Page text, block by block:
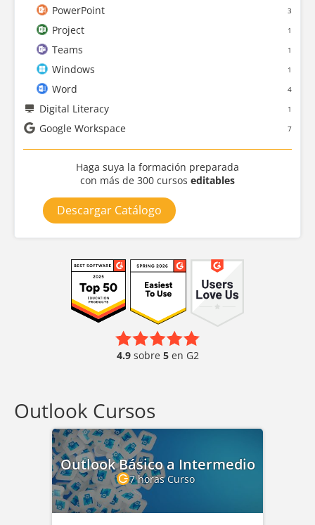
PowerPoint 3
Project 1
Teams 1
Windows 1
Word 4
Digital Literacy 1
Google Workspace 7
Haga suya la formación preparada
con más de 300 cursos editables
Descargar Catálogo
4.9sobre 5en G2
Outlook Cursos
Outlook Básico a Intermedio
7 horas Curso